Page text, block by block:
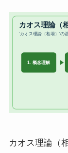
カオス理論（